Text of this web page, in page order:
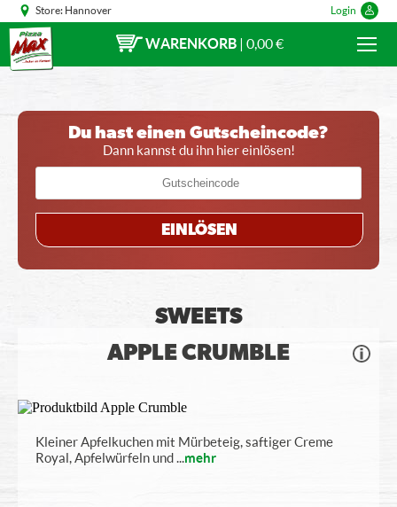
Store: Hannover Login
WARENKORB | 0,00 €
Du hast einen Gutscheincode?
Dann kannst du ihn hier einlösen!
EINLÖSEN
SWEETS
APPLE CRUMBLE
Kleiner Apfelkuchen mit Mürbeteig, saftiger Creme
Royal, Apfelwürfeln und...mehr